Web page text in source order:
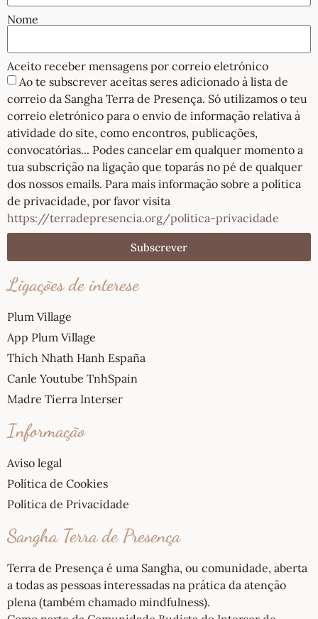
Nome
Aceito receber mensagens por correio eletrónico
Ao te subscrever aceitas seres adicionado à lista de
correio da Sangha Terra de Presença. Só utilizamos o teu
correio eletrónico para o envio de informação relativa à
atividade do site, como encontros, publicações,
convocatórias... Podes cancelar em qualquer momento a
tua subscrição na ligação que toparás no pé de qualquer
dos nossos emails. Para mais informação sobre a política
de privacidade, por favor visita
https://terradepresencia.org/politica-privacidade
Subscrever
Ligações de interese
Plum Village
App Plum Village
Thich Nhath Hanh España
Canle Youtube TnhSpain
Madre Tierra Interser
Informação
Aviso legal
Política de Cookies
Política de Privacidade
Sangha Terra de Presença
Terra de Presença é uma Sangha, ou comunidade, aberta
a todas as pessoas interessadas na prática da atenção
plena (também chamado mindfulness).